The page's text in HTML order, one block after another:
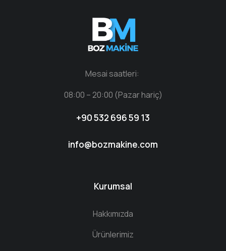
Mesai saatleri:
08:00 – 20:00 (Pazar hariç)
+90 532 696 59 13
info@bozmakine.com
Kurumsal
Hakkımızda
Ürünlerimiz